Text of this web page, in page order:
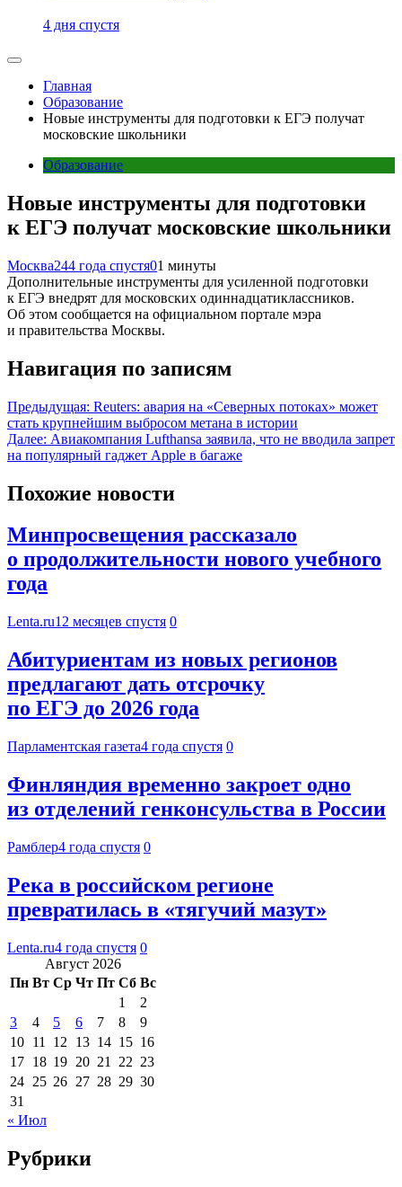
4 дня спустя
Главная
Образование
Новые инструменты для подготовки к ЕГЭ получат
московские школьники
Образование
Новые инструменты для подготовки
к ЕГЭ получат московские школьники
Москва244 года спустя01 минуты
Дополнительные инструменты для усиленной подготовки
к ЕГЭ внедрят для московских одиннадцатиклассников.
Об этом сообщается на официальном портале мэра
и правительства Москвы.
Навигация по записям
Предыдущая: Reuters: авария на «Северных потоках» может
стать крупнейшим выбросом метана в истории
Далее: Авиакомпания Lufthansa заявила, что не вводила запрет
на популярный гаджет Apple в багаже
Похожие новости
Минпросвещения рассказало
о продолжительности нового учебного
года
Lenta.ru12 месяцев спустя 0
Абитуриентам из новых регионов
предлагают дать отсрочку
по ЕГЭ до 2026 года
Парламентская газета4 года спустя 0
Финляндия временно закроет одно
из отделений генконсульства в России
Рамблер4 года спустя 0
Река в российском регионе
превратилась в «тягучий мазут»
Lenta.ru4 года спустя 0
Август 2026
Пн Вт Ср Чт Пт Сб Вс
1
2
3
4 5 6 7 8
9
10 11 12 13 14 15 16
17 18 19 20 21 22 23
24 25 26 27 28 29 30
31
« Июл
Рубрики